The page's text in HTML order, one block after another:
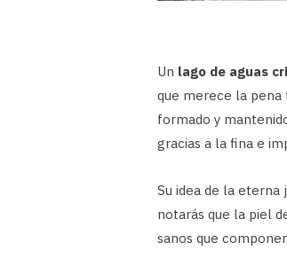
Un lago de aguas
que merece la pena
formado y
gracias a la fina e
Su idea de la eterna
notarás que la piel
sanos que